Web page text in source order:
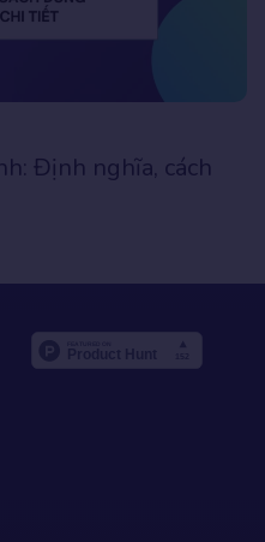
các cấu trúc của